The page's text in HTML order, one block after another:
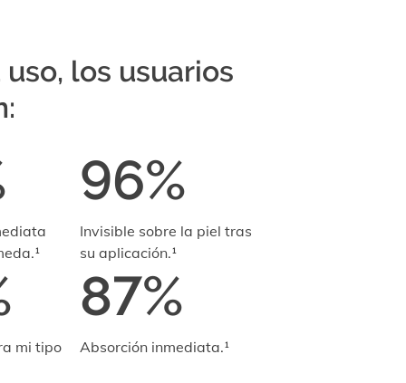
uso, los usuarios
96%
Invisible sobre la piel tras
su aplicación.¹
mi tipo
87%
Absorción inmediata.¹